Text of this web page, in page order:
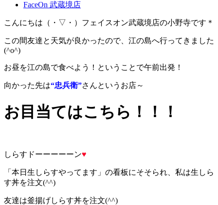
FaceOn 武蔵境店
こんにちは（・▽・）フェイスオン武蔵境店の小野寺です＊
この間友達と天気が良かったので、江の島へ行ってきました
(^o^)
お昼を江の島で食べよう！ということで午前出発！
向かった先は“忠兵衛”さんというお店～
お目当てはこちら！！！
しらすドーーーーーン♥
「本日生しらすやってます」の看板にそそられ、私は生しら
す丼を注文(^^)
友達は釜揚げしらす丼を注文(^^)